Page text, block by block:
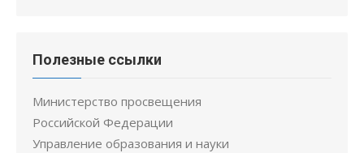
Полезные ссылки
Министерство просвещения
Российской Федерации
Управление образования и науки